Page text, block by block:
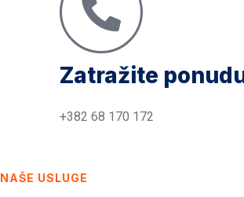
Zatražite
+382 68 170 172
NAŠE USLUGE